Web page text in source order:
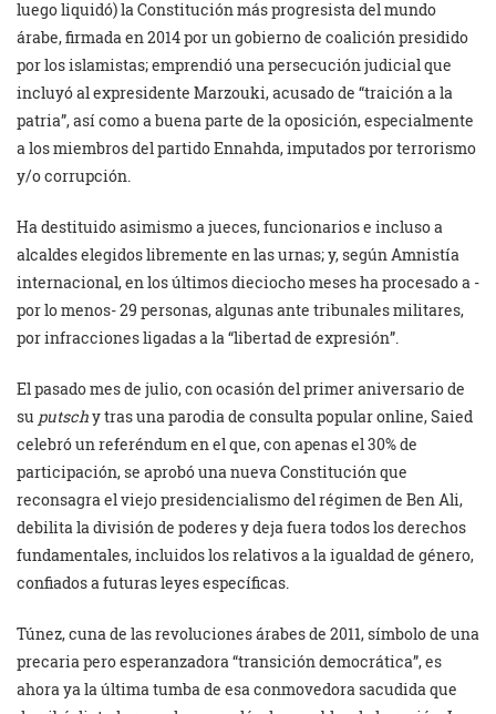
luego liquidó) la Constitución más progresista del mundo
árabe, firmada en 2014 por un gobierno de coalición presidido
por los islamistas; emprendió una persecución judicial que
incluyó al expresidente Marzouki, acusado de “traición a la
patria”, así como a buena parte de la oposición, especialmente
a los miembros del partido Ennahda, imputados por terrorismo
y/o corrupción.
Ha destituido asimismo a jueces, funcionarios e incluso a
alcaldes elegidos libremente en las urnas; y, según Amnistía
internacional, en los últimos dieciocho meses ha procesado a -
por lo menos- 29 personas, algunas ante tribunales militares,
por infracciones ligadas a la “libertad de expresión”.
El pasado mes de julio, con ocasión del primer aniversario de
su putschy tras una parodia de consulta popular online, Saied
celebró un referéndum en el que, con apenas el 30% de
participación, se aprobó una nueva Constitución que
reconsagra el viejo presidencialismo del régimen de Ben Ali,
debilita la división de poderes y deja fuera todos los derechos
fundamentales, incluidos los relativos a la igualdad de género,
confiados a futuras leyes específicas.
Túnez, cuna de las revoluciones árabes de 2011, símbolo de una
precaria pero esperanzadora “transición democrática”, es
ahora ya la última tumba de esa conmovedora sacudida que